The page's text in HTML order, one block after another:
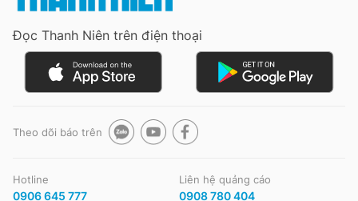
Đọc Thanh Niên trên điện thoại
Theo dõi báo trên
Hotline
0906 645 777
Liên hệ quảng cáo
0908 780 404